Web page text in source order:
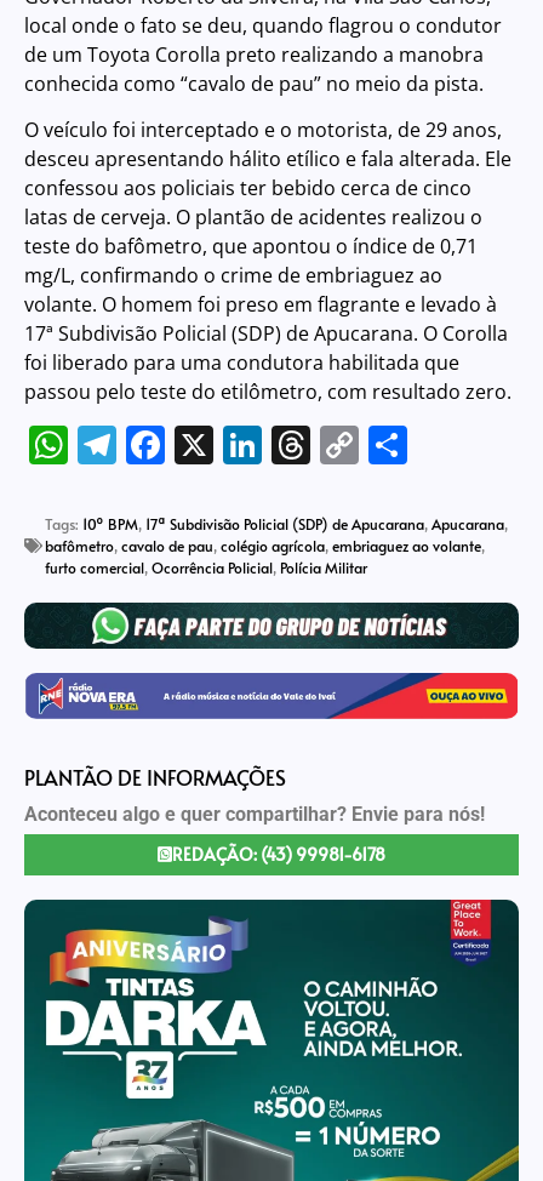
local onde o fato se deu, quando flagrou o condutor
de um Toyota Corolla preto realizando a manobra
conhecida como “cavalo de pau” no meio da pista.
O veículo foi interceptado e o motorista, de 29 anos,
desceu apresentando hálito etílico e fala alterada. Ele
confessou aos policiais ter bebido cerca de cinco
latas de cerveja. O plantão de acidentes realizou o
teste do bafômetro, que apontou o índice de 0,71
mg/L, confirmando o crime de embriaguez ao
volante. O homem foi preso em flagrante e levado à
17ª Subdivisão Policial (SDP) de Apucarana. O Corolla
foi liberado para uma condutora habilitada que
passou pelo teste do etilômetro, com resultado zero.
WhatsApp
Telegram
Facebook
X LinkedIn
Threads
Copy
Tags: 10º BPM, 17ª Subdivisão Policial (SDP) de Apucarana,Apucarana,
bafômetro,cavalo de pau,colégio agrícola,embriaguez ao volante,
furto comercial,Ocorrência Policial, Polícia Militar
PLANTÃO DE INFORMAÇÕES
Aconteceu algo e quer compartilhar? Envie para nós!
REDAÇÃO: (43) 99981-6178